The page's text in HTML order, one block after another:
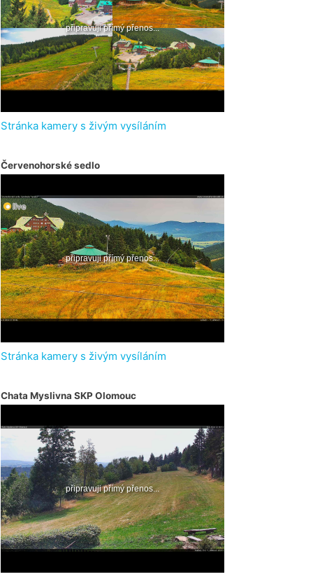
Stránka kamery s živým vysíláním
Červenohorské sedlo
Stránka kamery s živým vysíláním
Chata Myslivna SKP Olomouc